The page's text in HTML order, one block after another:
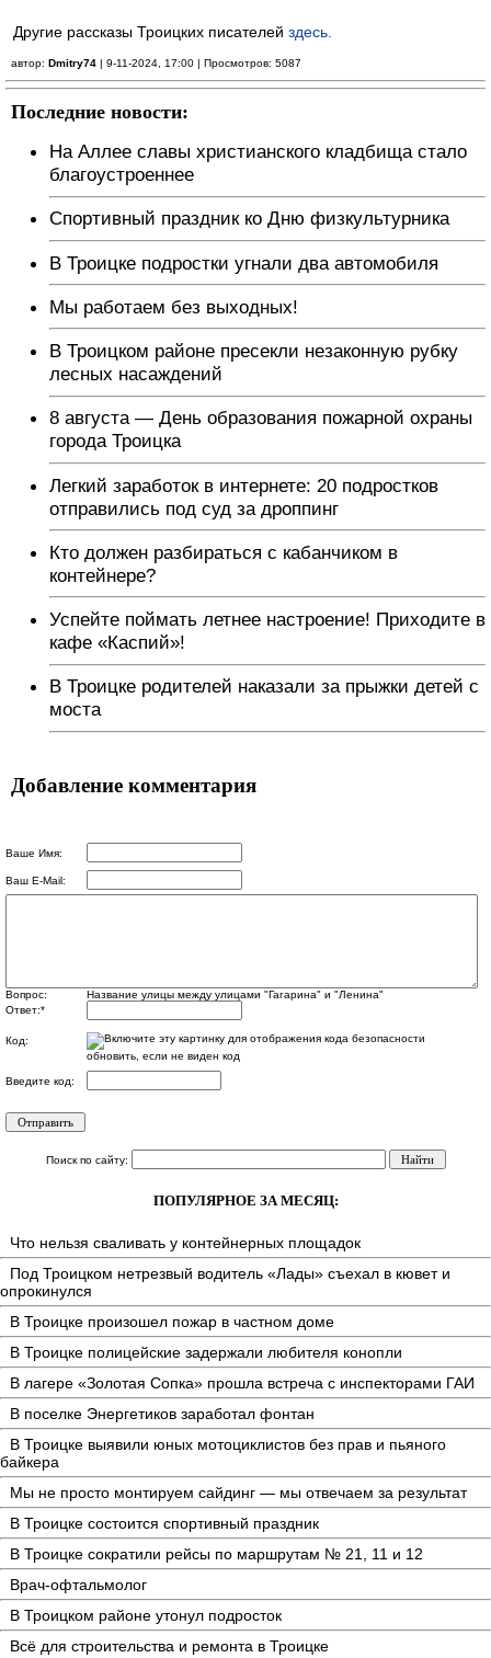
Другие рассказы Троицких писателей здесь.
автор: Dmitry74 | 9-11-2024, 17:00 | Просмотров: 5087
Последние новости:
На Аллее славы христианского кладбища стало
благоустроеннее
Спортивный праздник ко Дню физкультурника
В Троицке подростки угнали два автомобиля
Мы работаем без выходных!
В Троицком районе пресекли незаконную рубку
лесных насаждений
8 августа — День образования пожарной охраны
города Троицка
Легкий заработок в интернете: 20 подростков
отправились под суд за дроппинг
Кто должен разбираться с кабанчиком в
контейнере?
Успейте поймать летнее настроение! Приходите в
кафе «Каспий»!
В Троицке родителей наказали за прыжки детей с
моста
Добавление комментария
Ваше Имя:
Ваш E-Mail:
Вопрос:
Название улицы между улицами "Гагарина" и "Ленина"
Ответ:*
Код:
обновить, если не виден код
Введите код:
Поиск по сайту:
ПОПУЛЯРНОЕ ЗА МЕСЯЦ:
Что нельзя сваливать у контейнерных площадок
Под Троицком нетрезвый водитель «Лады» съехал в кювет и
опрокинулся
В Троицке произошел пожар в частном доме
В Троицке полицейские задержали любителя конопли
В лагере «Золотая Сопка» прошла встреча с инспекторами ГАИ
В поселке Энергетиков заработал фонтан
В Троицке выявили юных мотоциклистов без прав и пьяного
байкера
Мы не просто монтируем сайдинг — мы отвечаем за результат
В Троицке состоится спортивный праздник
В Троицке сократили рейсы по маршрутам № 21, 11 и 12
Врач-офтальмолог
В Троицком районе утонул подросток
Всё для строительства и ремонта в Троицке